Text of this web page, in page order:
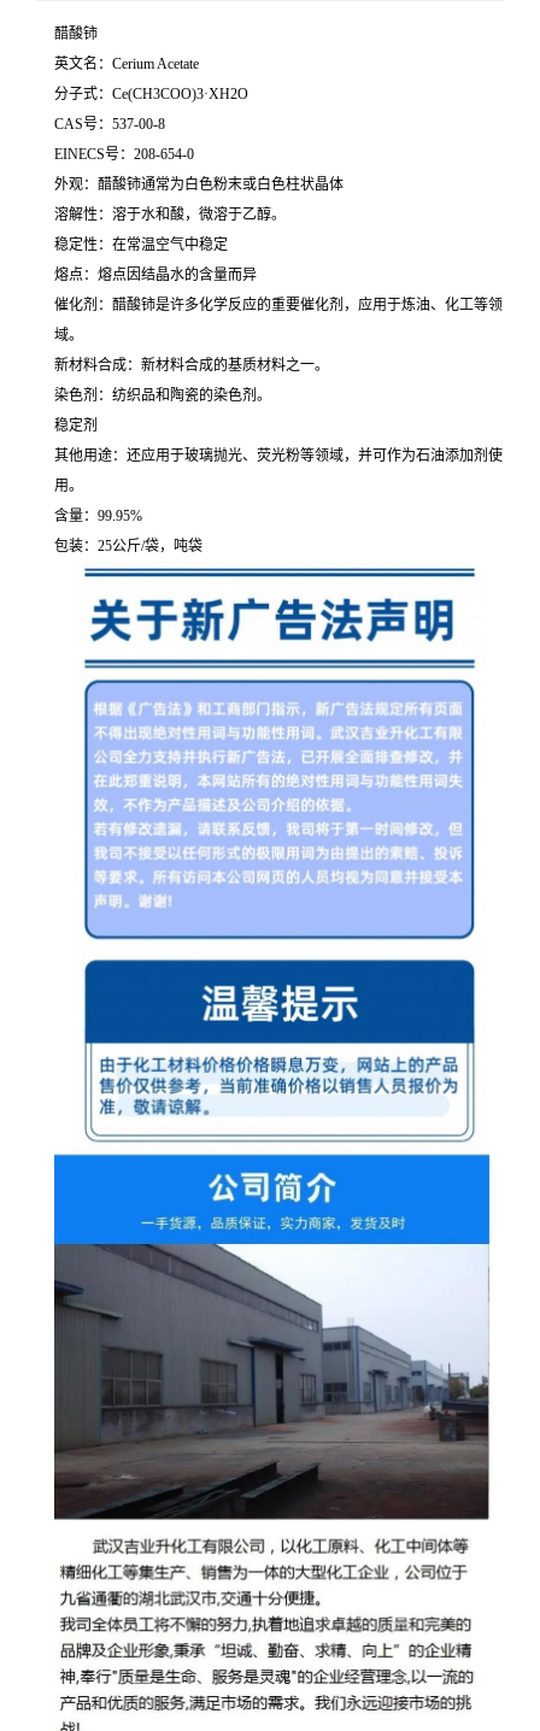
醋酸铈
英文名：Cerium Acetate
分子式：Ce(CH3COO)3·XH2O
CAS号：537-00-8
EINECS号：208-654-0
外观：醋酸铈通常为白色粉末或白色柱状晶体
溶解性：溶于水和酸，微溶于乙醇。
稳定性：在常温空气中稳定
熔点：熔点因结晶水的含量而异
催化剂：醋酸铈是许多化学反应的重要催化剂，应用于炼油、化工等领
域。
新材料合成：新材料合成的基质材料之一。
染色剂：纺织品和陶瓷的染色剂。
稳定剂
其他用途：还应用于玻璃抛光、荧光粉等领域，并可作为石油添加剂使
用。
含量：99.95%
包装：25公斤/袋，吨袋